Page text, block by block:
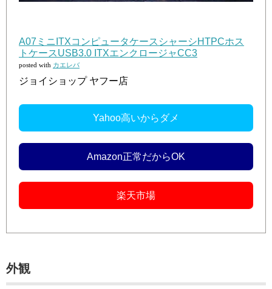
A07ミニITXコンピュータケースシャーシHTPCホス
トケースUSB3.0 ITXエンクロージャCC3
posted with カエレバ
ジョイショップ ヤフー店
Yahoo高いからダメ
Amazon正常だからOK
楽天市場
外観